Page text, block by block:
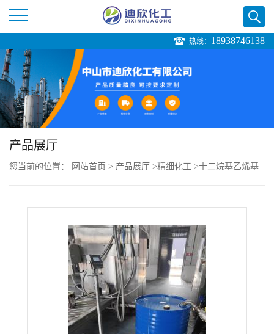
司
首
页
公
热线： 18938746138
产品展厅
您当前的位置： 网站首页 > 产品展厅 >精细化工 >十二烷基乙烯基